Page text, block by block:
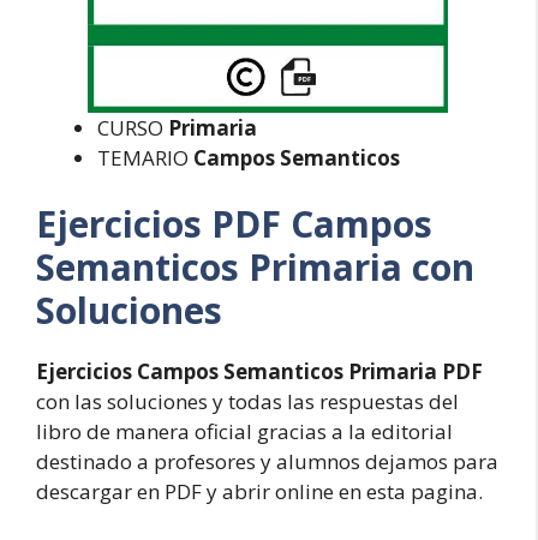
CURSO Primaria
TEMARIO Campos Semanticos
Ejercicios PDF Campos
Semanticos Primaria con
Soluciones
Ejercicios Campos Semanticos Primaria PDF
con las soluciones y todas las respuestas del
libro de manera oficial gracias a la editorial
destinado a profesores y alumnos dejamos para
descargar en PDF y abrir online en esta pagina.